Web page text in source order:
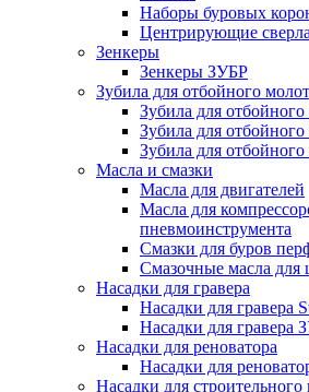
Наборы буровых
Центрирующие сверла
Зенкеры
Зенкеры ЗУБР
Зубила для отбойного
Зубила для
Зубила для
Зубила для
Масла и смазки
Масла для двигателей
Масла для
пневмоинструмента
Смазки для буров
Смазочные масла для
Насадки для гравера
Насадки для гравера
Насадки для гравера
Насадки для реноватора
Насадки для
Насадки для строительного